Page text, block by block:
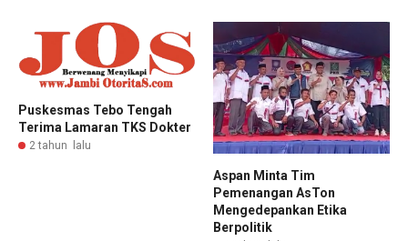
Puskesmas Tebo Tengah
Terima Lamaran TKS Dokter
2 tahun lalu
Aspan Minta Tim
Pemenangan AsTon
Mengedepankan Etika
Berpolitik